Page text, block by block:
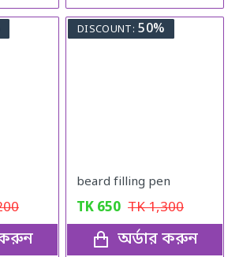
করুন
DISCOUNT: 50%
beard filling pen
TK 650 TK1,300
অর্ডার করুন